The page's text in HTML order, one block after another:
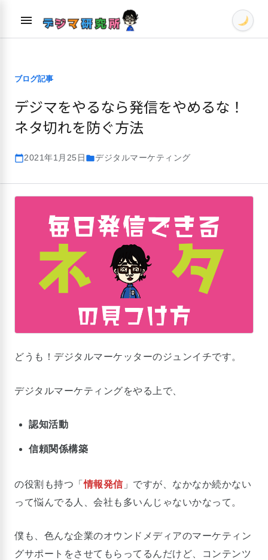
menu
ブログ記事
デジマをやるなら発信をやめるな！
ネタ切れを防ぐ方法
calendar_today2021年1月25日folderデジタルマーケティング
どうも！デジタルマーケッターのジュンイチです。
デジタルマーケティングをやる上で、
認知活動
信頼関係構築
の役割も持つ「情報発信」ですが、なかなか続かない
って悩んでる人、会社も多いんじゃないかなって。
僕も、色んな企業のオウンドメディアのマーケティン
グサポートをさせてもらってるんだけど、コンテンツ